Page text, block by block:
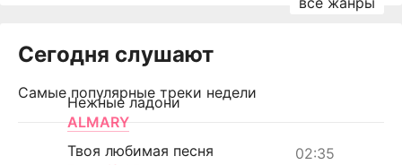
Сегодня слушают
Самые популярные треки недели
Нежные ладони
ALMARY
02:35
Твоя любимая песня